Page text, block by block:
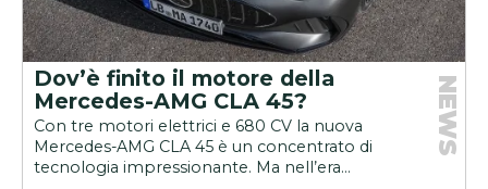
Dov’è finito il motore della
Mercedes-AMG CLA 45?
Con tre motori elettrici e 680 CV la nuova
Mercedes-AMG CLA 45 è un concentrato di
tecnologia impressionante. Ma nell’era...
NEWS